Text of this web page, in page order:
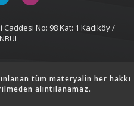
No: 98 Kat: 1 Kadıköy /
tüm materyalin her hakkı
alıntılanamaz.